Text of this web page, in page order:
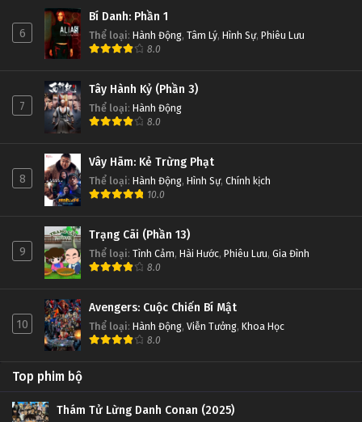
6
Bí Danh: Phần 1
Thể loại: Hành Động, Tâm Lý, Hình Sự, Phiêu Lưu
8.0
7
Tây Hành Kỷ (Phần 3)
Thể loại: Hành Động
8.0
8
Vây Hãm: Kẻ Trừng Phạt
Thể loại: Hành Động, Hình Sự, Chính kịch
10.0
9
Trạng Cãi (Phần 13)
Thể loại: Tình Cảm, Hài Hước, Phiêu Lưu, Gia Đình
8.0
10
Avengers: Cuộc Chiến Bí Mật
Thể loại: Hành Động, Viễn Tưởng, Khoa Học
8.0
Top phim bộ
Thám Tử Lừng Danh Conan (2025)